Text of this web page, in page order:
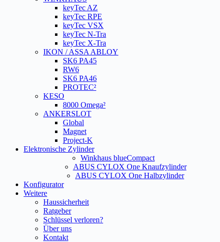
keyTec AZ
keyTec RPE
keyTec VSX
keyTec N-Tra
keyTec X-Tra
IKON / ASSA ABLOY
SK6 PA45
RW6
SK6 PA46
PROTEC²
KESO
8000 Omega²
ANKERSLOT
Global
Magnet
Project-K
Elektronische Zylinder
Winkhaus blueCompact
ABUS CYLOX One Knaufzylinder
ABUS CYLOX One Halbzylinder
Konfigurator
Weitere
Haussicherheit
Ratgeber
Schlüssel verloren?
Über uns
Kontakt